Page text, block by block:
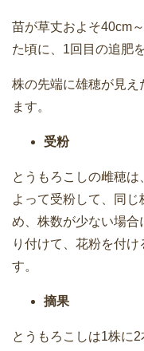
苗が草丈およそ40cm
た頃に、1回目の追肥
株の先端に雄穂が見
ます。
受粉
とうもろこしの雌穂
よって受粉して、同
め、株数が少ない場
り付けて、花粉を付
す。
摘果
とうもろこしは1株に